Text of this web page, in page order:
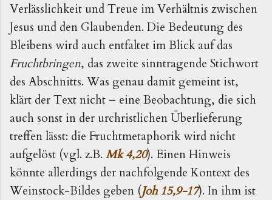
Verlässlichkeit und Treue im Verhältnis zwischen
Jesus und den Glaubenden. Die Bedeutung des
Bleibens wird auch entfaltet im Blick auf das
Fruchtbringen, das zweite sinntragende Stichwort
des Abschnitts. Was genau damit gemeint ist,
klärt der Text nicht – eine Beobachtung, die sich
auch sonst in der urchristlichen Überlieferung
treffen lässt: die Fruchtmetaphorik wird nicht
aufgelöst (vgl. z.B. Mk 4,20). Einen Hinweis
könnte allerdings der nachfolgende Kontext des
Weinstock-Bildes geben (Joh 15,9-17). In ihm ist